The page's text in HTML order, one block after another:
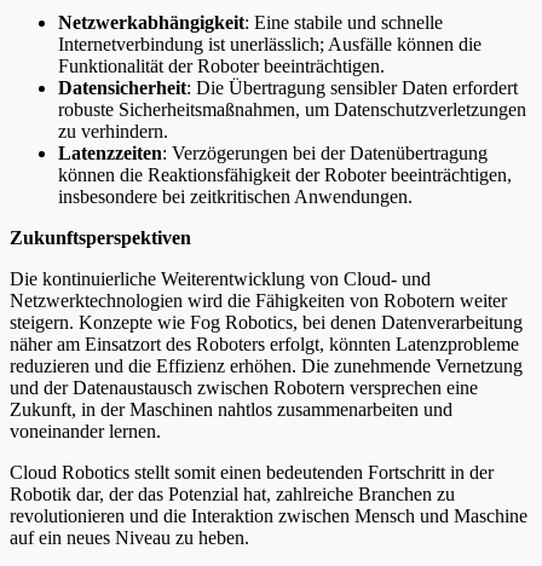
Netzwerkabhängigkeit: Eine stabile und schnelle
Internetverbindung ist unerlässlich; Ausfälle können die
Funktionalität der Roboter beeinträchtigen.
Datensicherheit: Die Übertragung sensibler Daten erfordert
robuste Sicherheitsmaßnahmen, um Datenschutzverletzungen
zu verhindern.
Latenzzeiten: Verzögerungen bei der Datenübertragung
können die Reaktionsfähigkeit der Roboter beeinträchtigen,
insbesondere bei zeitkritischen Anwendungen.
Zukunftsperspektiven
Die kontinuierliche Weiterentwicklung von Cloud- und
Netzwerktechnologien wird die Fähigkeiten von Robotern weiter
steigern. Konzepte wie Fog Robotics, bei denen Datenverarbeitung
näher am Einsatzort des Roboters erfolgt, könnten Latenzprobleme
reduzieren und die Effizienz erhöhen. Die zunehmende Vernetzung
und der Datenaustausch zwischen Robotern versprechen eine
Zukunft, in der Maschinen nahtlos zusammenarbeiten und
voneinander lernen.
Cloud Robotics stellt somit einen bedeutenden Fortschritt in der
Robotik dar, der das Potenzial hat, zahlreiche Branchen zu
revolutionieren und die Interaktion zwischen Mensch und Maschine
auf ein neues Niveau zu heben.